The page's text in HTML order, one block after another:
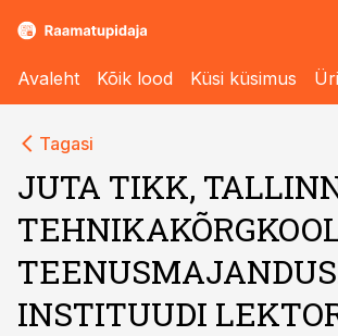
Avaleht Kõik lood Küsi küsimus
Tagasi
JUTA TIKK,
INSTITUUDI